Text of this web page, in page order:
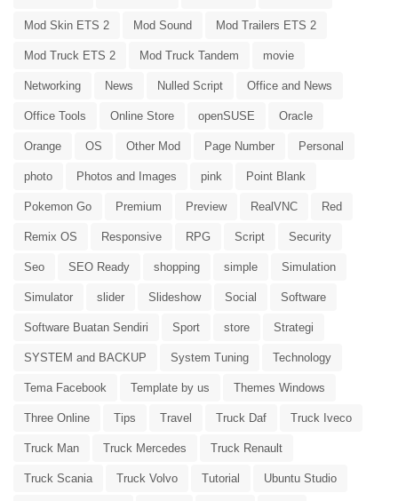
Mod Skin ETS 2 Mod Sound Mod Trailers ETS 2
Mod Truck ETS 2 Mod Truck Tandem movie
Networking News Nulled Script Office and News
Office Tools Online Store openSUSE Oracle
Orange OS Other Mod Page Number Personal
photo Photos and Images pink Point Blank
Pokemon Go Premium Preview RealVNC Red
Remix OS Responsive RPG Script Security
Seo SEO Ready shopping simple Simulation
Simulator slider Slideshow Social Software
Software Buatan Sendiri Sport store Strategi
SYSTEM and BACKUP System Tuning Technology
Tema Facebook Template by us Themes Windows
Three Online Tips Travel Truck Daf Truck Iveco
Truck Man Truck Mercedes Truck Renault
Truck Scania Truck Volvo Tutorial Ubuntu Studio